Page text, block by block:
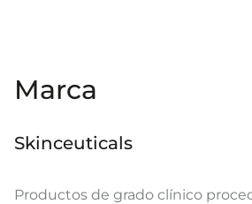
Marca
Skinceuticals
Productos de grado clínico